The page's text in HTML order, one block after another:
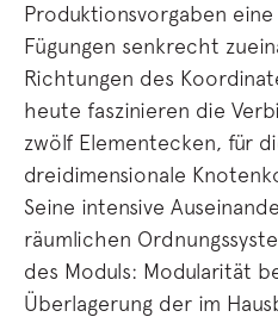
Produktionsvorgaben
Fügungen senkrecht
Richtungen des
heute faszinieren die
zwölf Elementecken, für
dreidimensionale
Seine intensive
räumlichen
des Moduls: Modularität
Überlagerung der im